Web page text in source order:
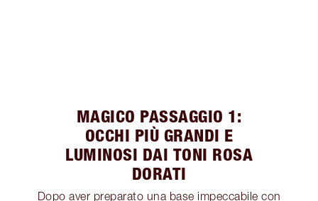
MAGICO PASSAGGIO 1:
OCCHI PIÙ GRANDI E
LUMINOSI DAI TONI ROSA
DORATI
Dopo aver preparato una base impeccabile con